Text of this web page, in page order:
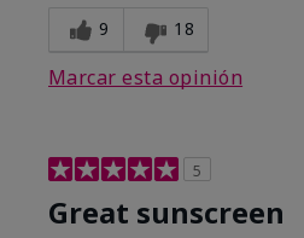
9 18
Marcar esta opinión
5
Great sunscreen